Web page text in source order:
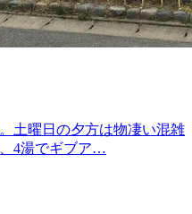
土曜日の夕方は物凄い混雑
4湯でギブア…